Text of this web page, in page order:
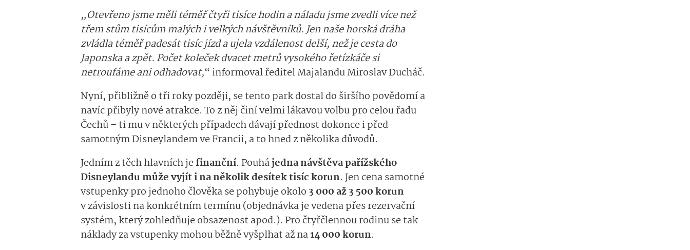
„Otevřeno jsme měli téměř čtyři tisíce hodin a náladu jsme zvedli více než
třem stům tisícům malých i velkých návštěvníků. Jen naše horská dráha
zvládla téměř padesát tisíc jízd a ujela vzdálenost delší, než je cesta do
Japonska a zpět. Počet koleček dvacet metrů vysokého řetízkáče si
netroufáme ani odhadovat,“ informoval ředitel Majalandu Miroslav Ducháč.
Nyní, přibližně o tři roky později, se tento park dostal do širšího povědomí a
navíc přibyly nové atrakce. To z něj činí velmi lákavou volbu pro celou řadu
Čechů – ti mu v některých případech dávají přednost dokonce i před
samotným Disneylandem ve Francii, a to hned z několika důvodů.
Jedním z těch hlavních jefinanční. Pouhájedna návštěva pařížského
Disneylandu může vyjít i na několik desítek tisíc korun. Jen cena samotné
vstupenky pro jednoho člověka se pohybuje okolo3 000 až 3 500 korun
v závislosti na konkrétním termínu (objednávka je vedena přes rezervační
systém, který zohledňuje obsazenost apod.). Pro čtyřčlennou rodinu se tak
náklady za vstupenky mohou běžně vyšplhat až na14 000 korun.